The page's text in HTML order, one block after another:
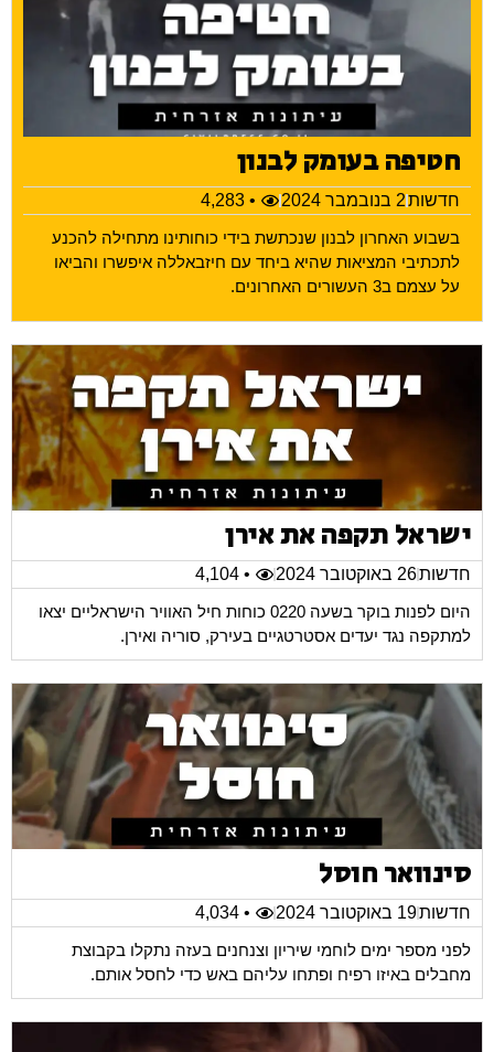
חטיפה בעומק לבנון
חדשות2 בנובמבר 2024
• 4,283
בשבוע האחרון לבנון שנכתשת בידי כוחותינו מתחילה להכנע
לתכתיבי המציאות שהיא ביחד עם חיזבאללה איפשרו והביאו
על עצמם ב3 העשורים האחרונים.
ישראל תקפה את אירן
חדשות26 באוקטובר 2024
• 4,104
היום לפנות בוקר בשעה 0220 כוחות חיל האוויר הישראליים יצאו
למתקפה נגד יעדים אסטרטגיים בעירק, סוריה ואירן.
סינוואר חוסל
חדשות19 באוקטובר 2024
• 4,034
לפני מספר ימים לוחמי שיריון וצנחנים בעזה נתקלו בקבוצת
מחבלים באיזו רפיח ופתחו עליהם באש כדי לחסל אותם.